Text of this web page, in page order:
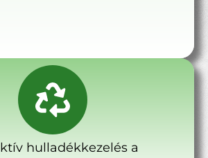
hulladékkezelés a